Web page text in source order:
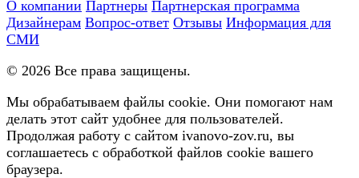
О компании Партнеры Партнерская программа
Дизайнерам Вопрос-ответ Отзывы Информация для
СМИ
© 2026 Все права защищены.
Мы обрабатываем файлы cookie. Они помогают нам
делать этот сайт удобнее для пользователей.
Продолжая работу с сайтом ivanovo-zov.ru, вы
соглашаетесь с обработкой файлов cookie вашего
браузера.